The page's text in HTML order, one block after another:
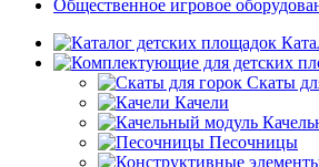
Общественное игровое
Скаты
Качели
Песочницы